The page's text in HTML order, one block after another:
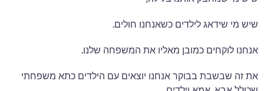
שיש מי שידאג לילדים כשאנחנו חולים.
אנחנו לוקחים כמובן מאליו את המשפחה שלנו.
את זה שבשבת בבוקר אנחנו יוצאים עם הילדים כתא משפחתי